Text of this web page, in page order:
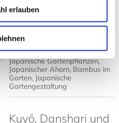
erlauben
➤
Mehr lesen
Tags: Japanischer Garten,
Japanische Gartenpflanzen,
Japanischer Ahorn, Bambus im
Garten, Japanische
Gartengestaltung
Kuyō, Danshari und